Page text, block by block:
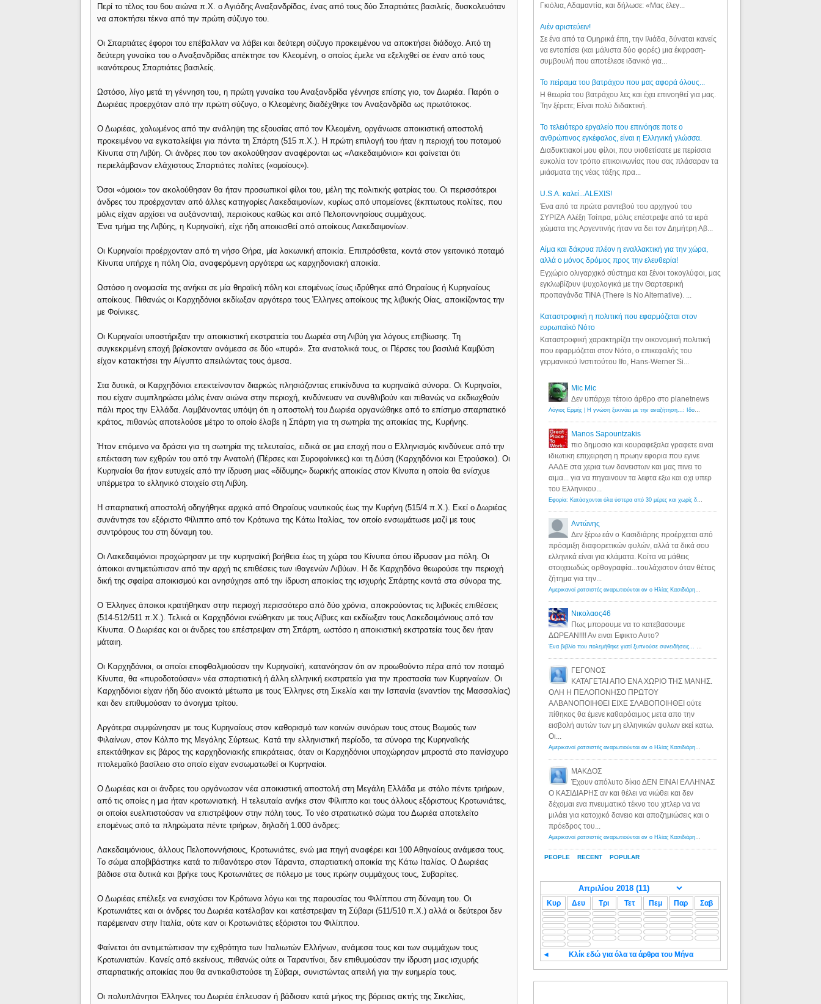
Περί το τέλος του 6ου αιώνα π.Χ. ο Αγιάδης Αναξανδρίδας, ένας από τους δύο Σπαρτιάτες βασιλείς, δυσκολευόταν
να αποκτήσει τέκνα από την πρώτη σύζυγο του.
Οι Σπαρτιάτες έφοροι του επέβαλλαν να λάβει και δεύτερη σύζυγο προκειμένου να αποκτήσει διάδοχο. Από τη
δεύτερη γυναίκα του ο Αναξανδρίδας απέκτησε τον Κλεομένη, ο οποίος έμελε να εξελιχθεί σε έναν από τους
ικανότερους Σπαρτιάτες βασιλείς.
Ωστόσο, λίγο μετά τη γέννηση του, η πρώτη γυναίκα του Αναξανδρίδα γέννησε επίσης γιο, τον Δωριέα. Παρότι ο
Δωριέας προερχόταν από την πρώτη σύζυγο, ο Κλεομένης διαδέχθηκε τον Αναξανδρίδα ως πρωτότοκος.
Ο Δωριέας, χολωμένος από την ανάληψη της εξουσίας από τον Κλεομένη, οργάνωσε αποικιστική αποστολή
προκειμένου να εγκαταλείψει για πάντα τη Σπάρτη (515 π.Χ.). Η πρώτη επιλογή του ήταν η περιοχή του ποταμού
Κίνυπα στη Λιβύη. Οι άνδρες που τον ακολούθησαν αναφέρονται ως «Λακεδαιμόνιοι» και φαίνεται ότι
περιελάμβαναν ελάχιστους Σπαρτιάτες πολίτες («ομοίους»).
Όσοι «όμοιοι» τον ακολούθησαν θα ήταν προσωπικοί φίλοι του, μέλη της πολιτικής φατρίας του. Οι περισσότεροι
άνδρες του προέρχονταν από άλλες κατηγορίες Λακεδαιμονίων, κυρίως από υπομείονες (έκπτωτους πολίτες, που
μόλις είχαν αρχίσει να αυξάνονται), περιοίκους καθώς και από Πελοποννησίους συμμάχους.
Ένα τμήμα της Λιβύης, η Κυρηναϊκή, είχε ήδη αποικισθεί από αποίκους Λακεδαιμονίων.
Οι Κυρηναίοι προέρχονταν από τη νήσο Θήρα, μία λακωνική αποικία. Επιπρόσθετα, κοντά στον γειτονικό ποταμό
Κίνυπα υπήρχε η πόλη Οία, αναφερόμενη αργότερα ως καρχηδονιακή αποικία.
Ωστόσο η ονομασία της ανήκει σε μία θηραϊκή πόλη και επομένως ίσως ιδρύθηκε από Θηραίους ή Κυρηναίους
αποίκους. Πιθανώς οι Καρχηδόνιοι εκδίωξαν αργότερα τους Έλληνες αποίκους της λιβυκής Οίας, αποικίζοντας την
με Φοίνικες.
Οι Κυρηναίοι υποστήριξαν την αποικιστική εκστρατεία του Δωριέα στη Λιβύη για λόγους επιβίωσης. Τη
συγκεκριμένη εποχή βρίσκονταν ανάμεσα σε δύο «πυρά». Στα ανατολικά τους, οι Πέρσες του βασιλιά Καμβύση
είχαν κατακτήσει την Αίγυπτο απειλώντας τους άμεσα.
Στα δυτικά, οι Καρχηδόνιοι επεκτείνονταν διαρκώς πλησιάζοντας επικίνδυνα τα κυρηναϊκά σύνορα. Οι Κυρηναίοι,
που είχαν συμπληρώσει μόλις έναν αιώνα στην περιοχή, κινδύνευαν να συνθλιβούν και πιθανώς να εκδιωχθούν
πάλι προς την Ελλάδα. Λαμβάνοντας υπόψη ότι η αποστολή του Δωριέα οργανώθηκε από το επίσημο σπαρτιατικό
κράτος, πιθανώς αποτελούσε μέτρο το οποίο έλαβε η Σπάρτη για τη σωτηρία της αποικίας της, Κυρήνης.
Ήταν επόμενο να δράσει για τη σωτηρία της τελευταίας, ειδικά σε μια εποχή που ο Ελληνισμός κινδύνευε από την
επέκταση των εχθρών του από την Ανατολή (Πέρσες και Συροφοίνικες) και τη Δύση (Καρχηδόνιοι και Ετρούσκοι). Οι
Κυρηναίοι θα ήταν ευτυχείς από την ίδρυση μιας «δίδυμης» δωρικής αποικίας στον Κίνυπα η οποία θα ενίσχυε
υπέρμετρα το ελληνικό στοιχείο στη Λιβύη.
Η σπαρτιατική αποστολή οδηγήθηκε αρχικά από Θηραίους ναυτικούς έως την Κυρήνη (515/4 π.Χ.). Εκεί ο Δωριέας
συνάντησε τον εξόριστο Φίλιππο από τον Κρότωνα της Κάτω Ιταλίας, τον οποίο ενσωμάτωσε μαζί με τους
συντρόφους του στη δύναμη του.
Οι Λακεδαιμόνιοι προχώρησαν με την κυρηναϊκή βοήθεια έως τη χώρα του Κίνυπα όπου ίδρυσαν μια πόλη. Οι
άποικοι αντιμετώπισαν από την αρχή τις επιθέσεις των ιθαγενών Λιβύων. Η δε Καρχηδόνα θεωρούσε την περιοχή
δική της σφαίρα αποικισμού και ανησύχησε από την ίδρυση αποικίας της ισχυρής Σπάρτης κοντά στα σύνορα της.
Ο Έλληνες άποικοι κρατήθηκαν στην περιοχή περισσότερο από δύο χρόνια, αποκρούοντας τις λιβυκές επιθέσεις
(514-512/511 π.Χ.). Τελικά οι Καρχηδόνιοι ενώθηκαν με τους Λίβυες και εκδίωξαν τους Λακεδαιμόνιους από τον
Κίνυπα. Ο Δωριέας και οι άνδρες του επέστρεψαν στη Σπάρτη, ωστόσο η αποικιστική εκστρατεία τους δεν ήταν
μάταιη.
Οι Καρχηδόνιοι, οι οποίοι εποφθαλμιούσαν την Κυρηναϊκή, κατανόησαν ότι αν προωθούντο πέρα από τον ποταμό
Κίνυπα, θα «πυροδοτούσαν» νέα σπαρτιατική ή άλλη ελληνική εκστρατεία για την προστασία των Κυρηναίων. Οι
Καρχηδόνιοι είχαν ήδη δύο ανοικτά μέτωπα με τους Έλληνες στη Σικελία και την Ισπανία (εναντίον της Μασσαλίας)
και δεν επιθυμούσαν το άνοιγμα τρίτου.
Αργότερα συμφώνησαν με τους Κυρηναίους στον καθορισμό των κοινών συνόρων τους στους Βωμούς των
Φιλαίνων, στον Κόλπο της Μεγάλης Σύρτεως. Κατά την ελληνιστική περίοδο, τα σύνορα της Κυρηναϊκής
επεκτάθηκαν εις βάρος της καρχηδονιακής επικράτειας, όταν οι Καρχηδόνιοι υποχώρησαν μπροστά στο πανίσχυρο
πτολεμαϊκό βασίλειο στο οποίο είχαν ενσωματωθεί οι Κυρηναίοι.
Ο Δωριέας και οι άνδρες του οργάνωσαν νέα αποικιστική αποστολή στη Μεγάλη Ελλάδα με στόλο πέντε τριήρων,
από τις οποίες η μια ήταν κροτωνιατική. Η τελευταία ανήκε στον Φίλιππο και τους άλλους εξόριστους Κροτωνιάτες,
οι οποίοι ευελπιστούσαν να επιστρέψουν στην πόλη τους. Το νέο στρατιωτικό σώμα του Δωριέα αποτελείτο
επομένως από τα πληρώματα πέντε τριήρων, δηλαδή 1.000 άνδρες:
Λακεδαιμόνιους, άλλους Πελοποννήσιους, Κροτωνιάτες, ενώ μια πηγή αναφέρει και 100 Αθηναίους ανάμεσα τους.
Το σώμα αποβιβάστηκε κατά το πιθανότερο στον Τάραντα, σπαρτιατική αποικία της Κάτω Ιταλίας. Ο Δωριέας
βάδισε στα δυτικά και βρήκε τους Κροτωνιάτες σε πόλεμο με τους πρώην συμμάχους τους, Συβαρίτες.
Ο Δωριέας επέλεξε να ενισχύσει τον Κρότωνα λόγω και της παρουσίας του Φιλίππου στη δύναμη του. Οι
Κροτωνιάτες και οι άνδρες του Δωριέα κατέλαβαν και κατέστρεψαν τη Σύβαρι (511/510 π.Χ.) αλλά οι δεύτεροι δεν
παρέμειναν στην Ιταλία, ούτε καν οι Κροτωνιάτες εξόριστοι του Φιλίππου.
Φαίνεται ότι αντιμετώπισαν την εχθρότητα των Ιταλιωτών Ελλήνων, ανάμεσα τους και των συμμάχων τους
Κροτωνιατών. Κανείς από εκείνους, πιθανώς ούτε οι Ταραντίνοι, δεν επιθυμούσαν την ίδρυση μιας ισχυρής
σπαρτιατικής αποικίας που θα αντικαθιστούσε τη Σύβαρι, συνιστώντας απειλή για την ευημερία τους.
Οι πολυπλάνητοι Έλληνες του Δωριέα έπλευσαν ή βάδισαν κατά μήκος της βόρειας ακτής της Σικελίας,
Γκιόλια, Αδαμαντία, και δήλωσε: «Μας έλεγ...
Aιέν αριστεύειν!
Σε ένα από τα Ομηρικά έπη, την Ιλιάδα, δύναται κανείς
να εντοπίσει (και μάλιστα δύο φορές) μια έκφραση-
συμβουλή που αποτέλεσε ιδανικό για...
Το πείραμα του βατράχου που μας αφορά όλους...
Η θεωρία του βατράχου λες και έχει επινοηθεί για μας.
Την ξέρετε; Είναι πολύ διδακτική.
Το τελειότερο εργαλείο που επινόησε ποτε ο
ανθρώπινος εγκέφαλος, είναι η Ελληνική γλώσσα.
Διαδυκτιακοί μου φίλοι, που υιοθετίσατε με περίσσια
ευκολία τον τρόπο επικοινωνίας που σας πλάσαραν τα
μιάσματα της νέας τάξης πρα...
U.S.A. καλεί...ALEXIS!
Ένα από τα πρώτα ραντεβού του αρχηγού του
ΣΥΡΙΖΑ Αλέξη Τσίπρα, μόλις επέστρεψε από τα ιερά
χώματα της Αργεντινής ήταν να δει τον Δημήτρη Αβ...
Αίμα και δάκρυα πλέον η εναλλακτική για την χώρα,
αλλά ο μόνος δρόμος προς την ελευθερία!
Εγχώριο ολιγαρχικό σύστημα και ξένοι τοκογλύφοι, μας
εγκλωβίζουν ψυχολογικά με την Θαρτσερική
προπαγάνδα TINA (There Is No Alternative). ...
Καταστροφική η πολιτική που εφαρμόζεται στον
ευρωπαϊκό Νότο
Καταστροφική χαρακτηρίζει την οικονομική πολιτική
που εφαρμόζεται στον Νότο, ο επικεφαλής του
γερμανικού Ινστιτούτου Ifo, Hans-Werner Si...
PEOPLE RECENT POPULAR
Mic Mic
Δεν υπάρχει τέτοιο άρθρο στο planetnews
Λόγιος Ερμής | Η γνώση ξεκινάει με την αναζήτηση...: Ιδού οι 18 που χρωστούν 11 δις ευρώ!
Manos Sapountzakis
πιο δημοσιο και κουραφεξαλα γραφετε ειναι
ιδιωτικη επιχειρηση η πρωην εφορια που εγινε
ΑΑΔΕ στα χερια των δανειστων και μας πινει το
αιμα... για να πηγαινουν τα λεφτα εξω και οχι υπερ
του Ελληνικου...
Εφορία: Κατάσχονται όλα ύστερα από 30 μέρες και χωρίς δικαστικές αποφάσεις - Λόγιος Ερμής
Αντώνης
Δεν ξέρω εάν ο Κασιδιάρης προέρχεται από
πρόσμιξη διαφορετικών φυλών, αλλά τα δικά σου
ελληνικά είναι για κλάματα. Κοίτα να μάθεις
στοιχειωδώς ορθογραφία...τουλάχιστον όταν θέτεις
ζήτημα για την...
Αμερικανοί ρατσιστές αναρωτιούνται αν ο Ηλίας Κασιδιάρης ανήκει στη λευκή φυλή... - Λόγιος Ερμής
Νικολαος46
Πως μπορουμε να το κατεβασουμε
ΔΩΡΕΑΝ!!!! Αν ειναι Εφικτο Αυτο?
Ένα βιβλίο που πολεμήθηκε γιατί ξυπνούσε συνειδήσεις... - Λόγιος Ερμής | Η γνώση ξεκινάει με την αναζήτηση...
ΓΕΓΟΝΟΣ
ΚΑΤΑΓΕΤΑΙ ΑΠΟ ΕΝΑ ΧΩΡΙΟ ΤΗΣ ΜΑΝΗΣ.
ΟΛΗ Η ΠΕΛΟΠΟΝΗΣΟ ΠΡΩΤΟΥ
ΑΛΒΑΝΟΠΟΙΗΘΕΙ ΕΙΧΕ ΣΛΑΒΟΠΟΙΗΘΕΙ ούτε
πίθηκος θα έμενε καθαρόαιμος μετα απο την
εισβολή αυτών των μη ελληνικών φυλων εκεί κατω.
Οι...
Αμερικανοί ρατσιστές αναρωτιούνται αν ο Ηλίας Κασιδιάρης ανήκει στη λευκή φυλή... - Λόγιος Ερμής
ΜΑΚΔΟΣ
Έχουν απόλυτο δίκιο ΔΕΝ ΕΙΝΑΙ ΕΛΛΗΝΑΣ
Ο ΚΑΣΙΔΙΑΡΗΣ αν και θέλει να νιώθει και δεν
δέχομαι ενα πνευματικό τέκνο του χιτλερ να να
μιλάει για κατοχικό δανειο και αποζημιώσεις και ο
πρόεδρος του...
Αμερικανοί ρατσιστές αναρωτιούνται αν ο Ηλίας Κασιδιάρης ανήκει στη λευκή φυλή... - Λόγιος Ερμής
Κυρ Δευ Τρι Τετ Πεμ Παρ Σαβ
◄ Κλίκ εδώ για όλα τα άρθρα του Μήνα